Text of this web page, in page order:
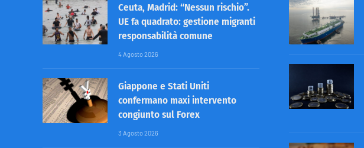
Ceuta, Madrid: “Nessun rischio”.
UE fa quadrato: gestione migranti
responsabilità comune
4 Agosto 2026
Giappone e Stati Uniti
confermano maxi intervento
congiunto sul Forex
3 Agosto 2026